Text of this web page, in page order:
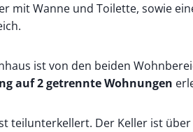
mit Wanne und Toilette, sowie
ist von den beiden
auf 2 getrennte Wohnungen
teilunterkellert. Der Keller ist